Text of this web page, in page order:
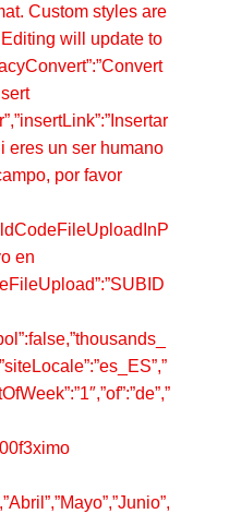
Custom styles are
will update to
eres un ser humano
por favor
en